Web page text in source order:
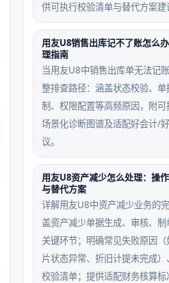
供可执行校验清单与替代方案建
用友U8销售出库记不了账怎么
理指南
当用友U8中销售出库单无法记
整排查路径：涵盖状态校验、
制、权限配置等高频原因，附可
场景化诊断图谱及适配好会计/
议。
用友U8资产减少怎么处理：操
与替代方案
详解用友U8中资产减少业务的
盖资产减少单据生成、审核、
关键环节；明确常见失败原因
片状态异常、折旧计提未完成
校验清单；提供适配财务核算